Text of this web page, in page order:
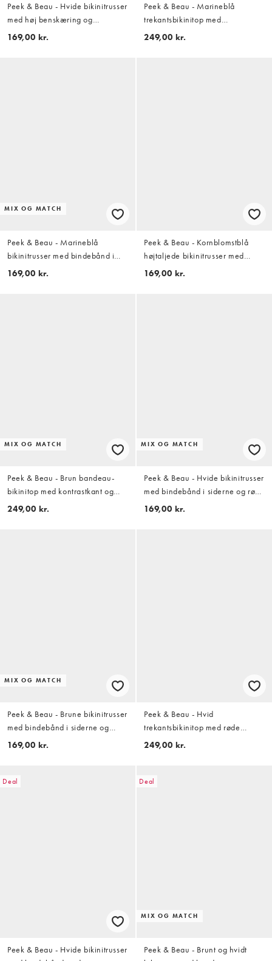
Peek & Beau - Hvide bikinitrusser
med høj benskæring og
blomstermønster samt
169,00 kr.
Peek & Beau - Marineblå
trekantsbikinitop med
polkaprikker
249,00 kr.
MIX OG MATCH
Peek & Beau - Marineblå
bikinitrusser med bindebånd i
siderne og polkaprikker
169,00 kr.
Peek & Beau - Kornblomstblå
højtaljede bikinitrusser med
tekstur og muslingekant
169,00 kr.
MIX OG MATCH
Peek & Beau - Brun bandeau-
bikinitop med kontrastkant og
hvide polkaprikker
249,00 kr.
MIX OG MATCH
Peek & Beau - Hvide bikinitrusser
med bindebånd i siderne og rødt
blomstermønster samt
169,00 kr.
MIX OG MATCH
Peek & Beau - Brune bikinitrusser
med bindebånd i siderne og
gingham-tern
169,00 kr.
Peek & Beau - Hvid
trekantsbikinitop med røde
polkaprikker
249,00 kr.
Deal
Peek & Beau - Hvide bikinitrusser
Deal
MIX OG MATCH
Peek & Beau - Brunt og hvidt